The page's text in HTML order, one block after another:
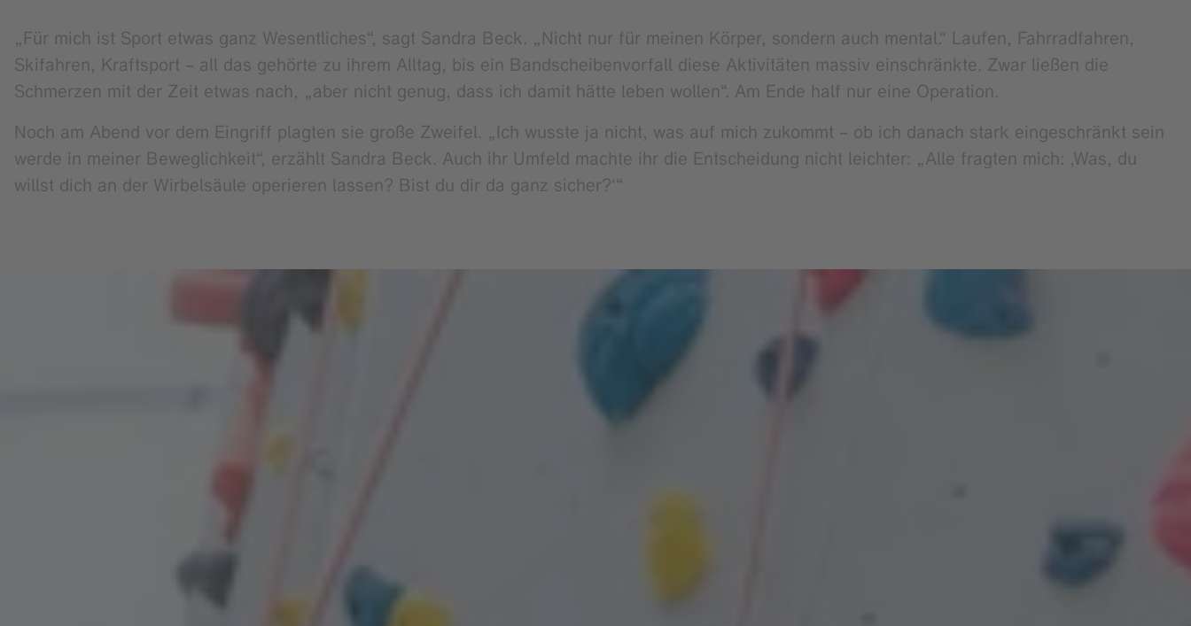
„Für mich ist Sport etwas ganz Wesentliches“, sagt Sandra Beck. „Nicht nur für meinen Körper, sondern auch mental.“ Laufen, Fahrradfahren,
Skifahren, Kraftsport – all das gehörte zu ihrem Alltag, bis ein Bandscheibenvorfall diese Aktivitäten massiv einschränkte. Zwar ließen die
Schmerzen mit der Zeit etwas nach, „aber nicht genug, dass ich damit hätte leben wollen“. Am Ende half nur eine Operation.
Noch am Abend vor dem Eingriff plagten sie große Zweifel. „Ich wusste ja nicht, was auf mich zukommt – ob ich danach stark eingeschränkt sein
werde in meiner Beweglichkeit“, erzählt Sandra Beck. Auch ihr Umfeld machte ihr die Entscheidung nicht leichter: „Alle fragten mich: ‚Was, du
willst dich an der Wirbelsäule operieren lassen? Bist du dir da ganz sicher?‘“